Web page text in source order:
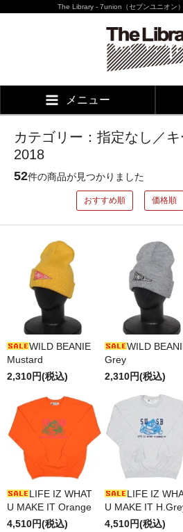
The Library - 7union（セブンユニオン
メニュー
カテゴリー：指定なし／
2018
52件の商品が見つかりました
おすすめ順 価格順
WILD BEANIE
Mustard
2,310円(税込)
WILD
Grey
2,310円(税込)
LIFE IZ WHAT
U MAKE IT Orange
4,510円(税込)
LIFE IZ
U MAKE IT
4,510円(税込)